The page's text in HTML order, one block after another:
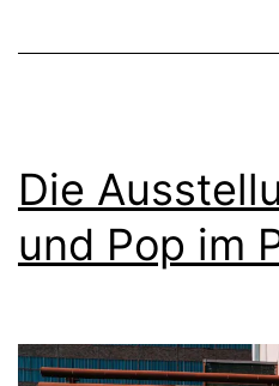
r
c
u
Die
und Pop im